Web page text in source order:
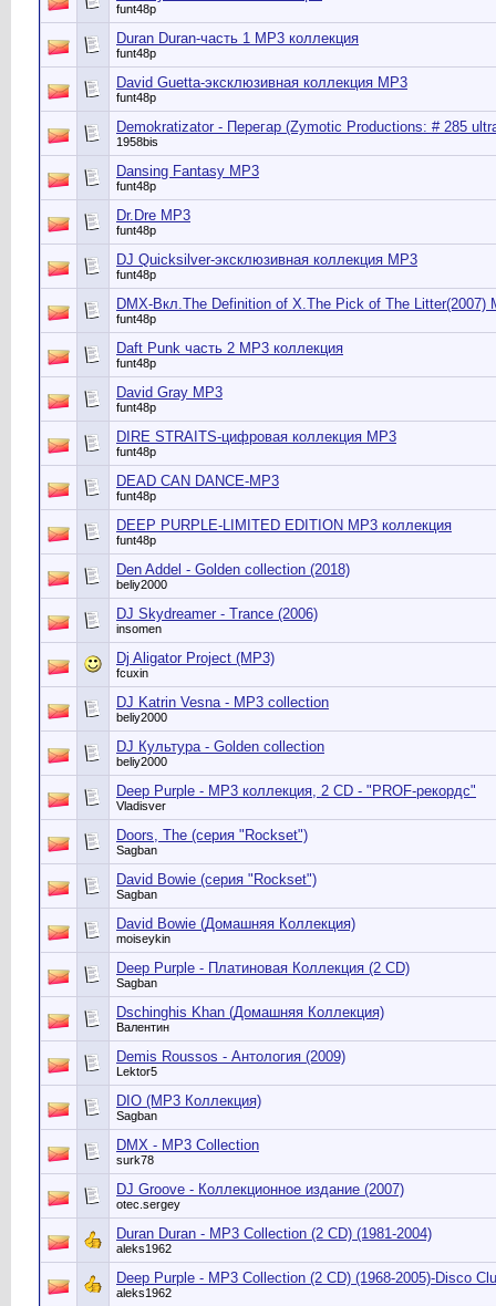
funt48p
Duran Duran-часть 1 MP3 коллекция
funt48p
David Guetta-эксклюзивная коллекция МР3
funt48p
Demokratizator - Перегар (Zymotic Productions: # 285
1958bis
Dansing Fantasy MP3
funt48p
Dr.Dre MP3
funt48p
DJ Quicksilver-эксклюзивная коллекция МР3
funt48p
DMX-Вкл.The Definition of X.The Pick of The Litter(2007)
funt48p
Daft Punk часть 2 МР3 коллекция
funt48p
David Gray MP3
funt48p
DIRE STRAITS-цифровая коллекция МР3
funt48p
DEAD CAN DANCE-MP3
funt48p
DEEP PURPLE-LIMITED EDITION MP3 коллекция
funt48p
Den Addel - Golden collection (2018)
beliy2000
DJ Skydreamer - Trance (2006)
insomen
Dj Aligator Project (MP3)
fcuxin
DJ Katrin Vesna - MP3 collection
beliy2000
DJ Культура - Golden collection
beliy2000
Deep Purple - MP3 коллекция, 2 CD - "PROF-рекордс"
Vladisver
Doors, The (серия "Rockset")
Sagban
David Bowie (серия "Rockset")
Sagban
David Bowie (Домашняя Коллекция)
moiseykin
Deep Purple - Платиновая Коллекция (2 CD)
Sagban
Dschinghis Khan (Домашняя Коллекция)
Валентин
Demis Roussos - Антология (2009)
Lektor5
DIO (MP3 Коллекция)
Sagban
DMX - MP3 Collection
surk78
DJ Groove - Коллекционное издание (2007)
otec.sergey
Duran Duran - MP3 Collection (2 CD) (1981-2004)
aleks1962
Deep Purple - MP3 Collection (2 CD) (1968-2005)-Disco
aleks1962